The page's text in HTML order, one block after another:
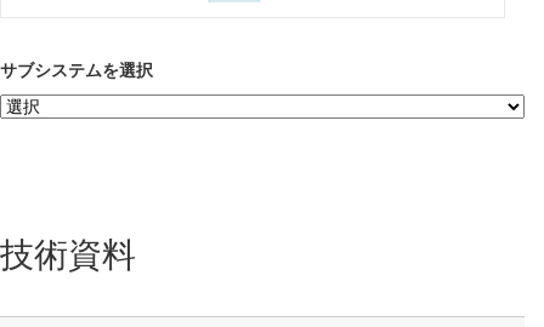
サブシステムを選択
技術資料